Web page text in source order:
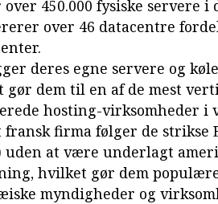
over 450.000 fysiske servere i
over 46 datacentre
deres egne servere og
gør dem til en af de mest
hosting-virksomheder i
fransk firma følger de strikse
uden at være underlagt
hvilket gør dem
myndigheder og